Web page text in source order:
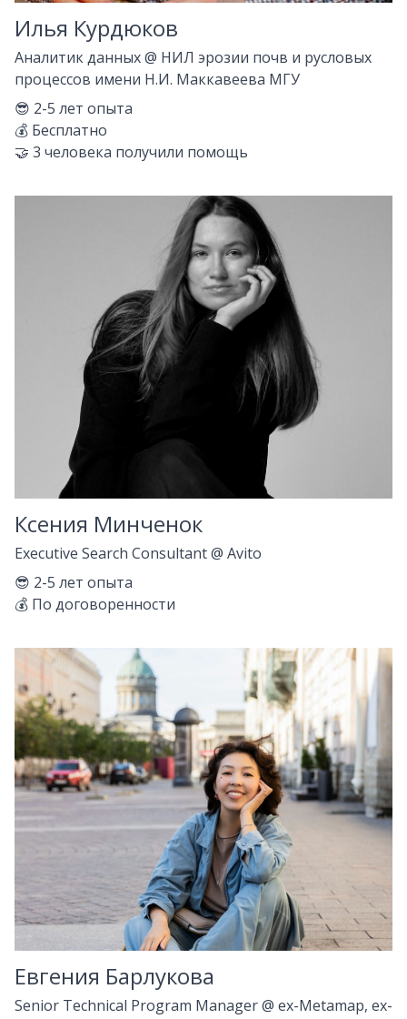
Илья Курдюков
Аналитик данных@ НИЛ эрозии почв и русловых
процессов имени Н.И. Маккавеева МГУ
😎 2-5 лет опыта
💰 Бесплатно
🤝 3 человека получили помощь
Ксения Минченок
Executive Search Consultant@ Avito
😎 2-5 лет опыта
💰 По договоренности
Евгения Барлукова
Senior Technical Program Manager@ ex-Metamap, ex-